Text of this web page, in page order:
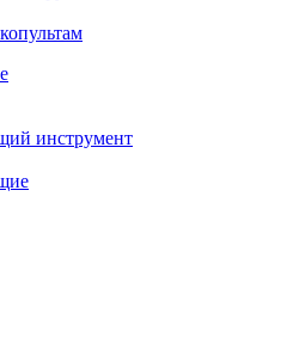
инструмент